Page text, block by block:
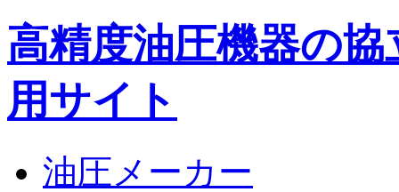
高精度油圧機器の
用サイト
油圧メーカー